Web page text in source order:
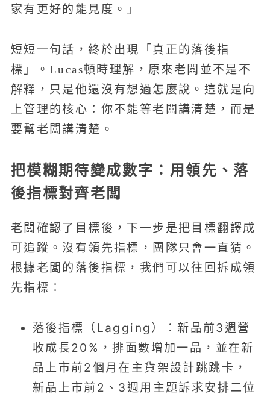
家有更好的能見度。」
短短一句話，終於出現「真正的落後指
標」。Lucas頓時理解，原來老闆並不是不
解釋，只是他還沒有想過怎麼說。這就是向
上管理的核心：你不能等老闆講清楚，而是
要幫老闆講清楚。
把模糊期待變成數字：用領先、落
後指標對齊老闆
老闆確認了目標後，下一步是把目標翻譯成
可追蹤。沒有領先指標，團隊只會一直猜。
根據老闆的落後指標，我們可以往回拆成領
先指標：
落後指標（Lagging）：新品前3週營
收成長20%，排面數增加一品，並在新
品上市前2個月在主貨架設計跳跳卡，
新品上市前2、3週用主題訴求安排二位